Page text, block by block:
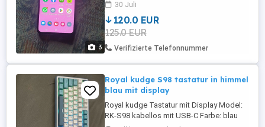
3
30 Juli
120.0 EUR
125.0 EUR
Verifizierte Telefonnummer
Royal kudge S98 tastatur in himmel
blau mit display
Royal kudge Tastatur mit Display Model:
RK-S98 kabellos mit USB-C Farbe: blau